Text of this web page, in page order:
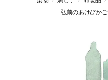
弘前のあけびかご